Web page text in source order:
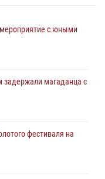
с юными
задержали магаданца с
фестиваля на